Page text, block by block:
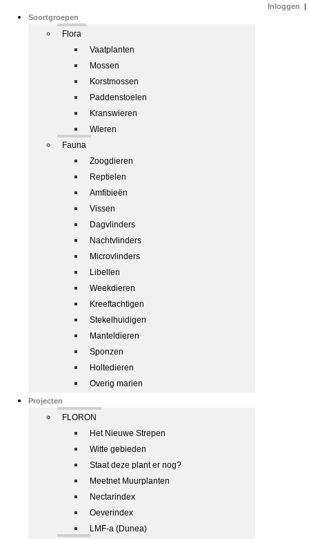
Soortgroepen
Flora
Vaatplanten
Mossen
Korstmossen
Paddenstoelen
Kranswieren
Wieren
Fauna
Zoogdieren
Reptielen
Amfibieën
Vissen
Dagvlinders
Nachtvlinders
Microvlinders
Libellen
Weekdieren
Kreeftachtigen
Stekelhuidigen
Manteldieren
Sponzen
Holtedieren
Overig marien
Projecten
FLORON
Het Nieuwe Strepen
Witte gebieden
Staat deze plant er nog?
Meetnet Muurplanten
Nectarindex
Oeverindex
LMF-a (Dunea)
Inloggen |